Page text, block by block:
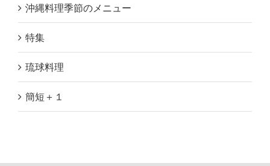
沖縄料理季節のメニュー
特集
琉球料理
簡短＋１